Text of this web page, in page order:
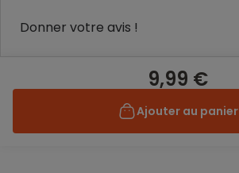
Donner votre avis !
9,99 €
Ajouter au panier